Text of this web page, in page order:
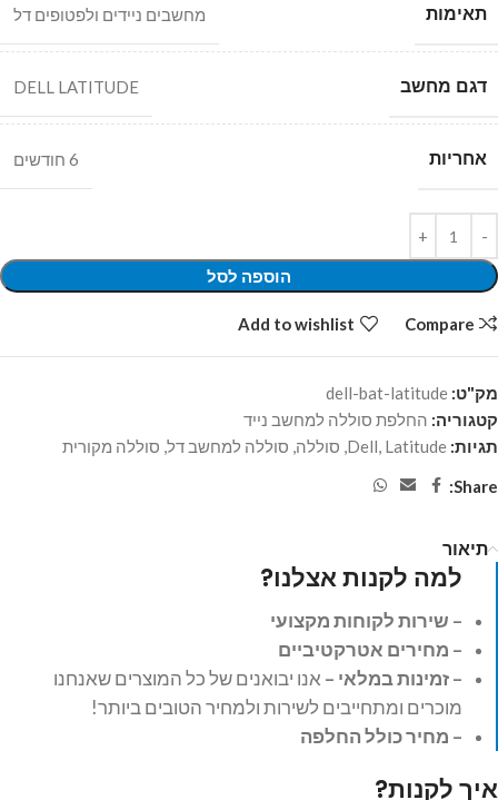
תאימות מחשבים ניידים ולפטופים דל
דגם מחשב DELL LATITUDE
אחריות 6 חודשים
הוספה לסל
Compare
Add to wishlist
מק"ט: dell-bat-latitude
קטגוריה: החלפת סוללה למחשב נייד
תגיות:
Dell, Latitude
, סוללה, סוללה למחשב דל, סוללה מקורית
Share:
תיאור
למה לקנות אצלנו?
– שירות לקוחות מקצועי
– מחירים אטרקטיביים
– זמינות במלאי – אנו יבואנים של כל המוצרים שאנחנו
מוכרים ומתחייבים לשירות ולמחיר הטובים ביותר!
– מחיר כולל החלפה
איך לקנות?